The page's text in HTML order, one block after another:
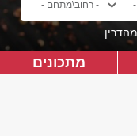
מהדרין
מתכונים